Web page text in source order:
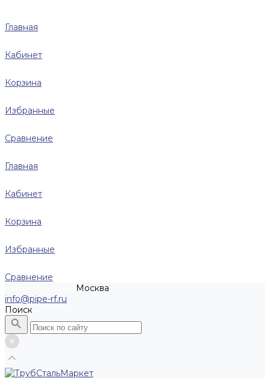
Главная
Кабинет
Корзина
Избранные
Сравнение
Главная
Кабинет
Корзина
Избранные
Сравнение
Москва
info@pipe-rf.ru
Поиск